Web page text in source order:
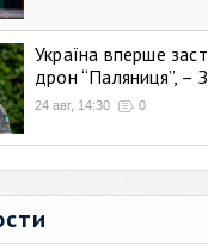
Україна вперше
дрон “Паляниця”, –
24 авг, 14:30 0